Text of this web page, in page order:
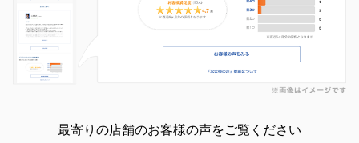
最寄りの店舗のお客様の声をご覧ください